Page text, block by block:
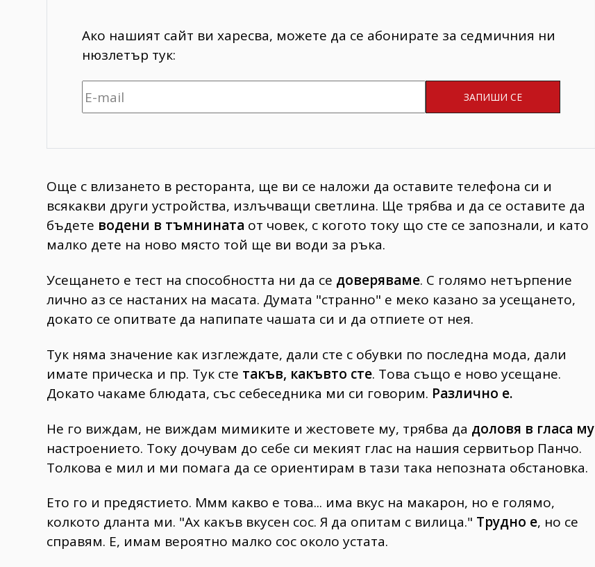
Ако нашият сайт ви харесва, можете да се абонирате за седмичния ни
нюзлетър тук:
Още с влизането в ресторанта, ще ви се наложи да оставите телефона си и
всякакви други устройства, излъчващи светлина. Ще трябва и да се оставите да
бъдете водени в тъмнината от човек, с когото току що сте се запознали, и като
малко дете на ново място той ще ви води за ръка.
Усещането е тест на способността ни да се доверяваме. С голямо нетърпение
лично аз се настаних на масата. Думата "странно" е меко казано за усещането,
докато се опитвате да напипате чашата си и да отпиете от нея.
Тук няма значение как изглеждате, дали сте с обувки по последна мода, дали
имате прическа и пр. Тук сте такъв, какъвто сте. Това също е ново усещане.
Докато чакаме блюдата, със себеседника ми си говорим. Различно е.
Не го виждам, не виждам мимиките и жестовете му, трябва да доловя в гласа му
настроението. Току дочувам до себе си мекият глас на нашия сервитьор Панчо.
Толкова е мил и ми помага да се ориентирам в тази така непозната обстановка.
Ето го и предястието. Ммм какво е това... има вкус на макарон, но е голямо,
колкото дланта ми. "Ах какъв вкусен сос. Я да опитам с вилица." Трудно е, но се
справям. Е, имам вероятно малко сос около устата.